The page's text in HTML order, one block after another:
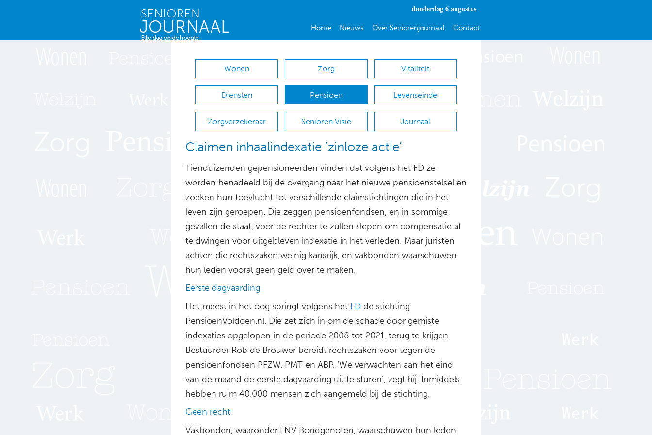
donderdag 6 augustus
Home Nieuws Over Seniorenjournaal Contact
Wonen Zorg Vitaliteit
Diensten Pensioen Levenseinde
Zorgverzekeraar Senioren Visie Journaal
Claimen inhaalindexatie ‘zinloze actie’
Tienduizenden gepensioneerden vinden dat volgens het FD ze
worden benadeeld bij de overgang naar het nieuwe pensioenstelsel en
zoeken hun toevlucht tot verschillende claimstichtingen die in het
leven zijn geroepen. Die zeggen pensioenfondsen, en in sommige
gevallen de staat, voor de rechter te zullen slepen om compensatie af
te dwingen voor uitgebleven indexatie in het verleden. Maar juristen
achten die rechtszaken weinig kansrijk, en vakbonden waarschuwen
hun leden vooral geen geld over te maken.
Eerste dagvaarding
Het meest in het oog springt volgens het FD de stichting
PensioenVoldoen.nl. Die zet zich in om de schade door gemiste
indexaties opgelopen in de periode 2008 tot 2021, terug te krijgen.
Bestuurder Rob de Brouwer bereidt rechtszaken voor tegen de
pensioenfondsen PFZW, PMT en ABP. ‘We verwachten aan het eind
van de maand de eerste dagvaarding uit te sturen’, zegt hij .Inmiddels
hebben ruim 40.000 mensen zich aangemeld bij de stichting.
Geen recht
Vakbonden, waaronder FNV Bondgenoten, waarschuwen hun leden